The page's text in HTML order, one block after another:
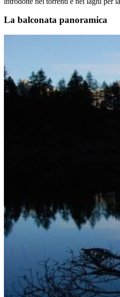
La balconata panoramica